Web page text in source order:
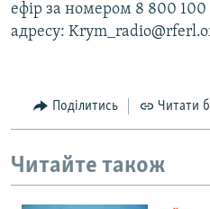
ефір за номером 8 800 100
адресу:
Поділитись Читати
Читайте також